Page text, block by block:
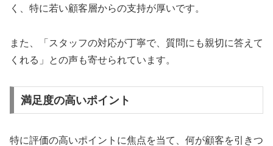
く、特に若い顧客層からの支持が厚いです。
また、「スタッフの対応が丁寧で、質問にも親切に答えて
くれる」との声も寄せられています。
満足度の高いポイント
特に評価の高いポイントに焦点を当て、何が顧客を引きつ